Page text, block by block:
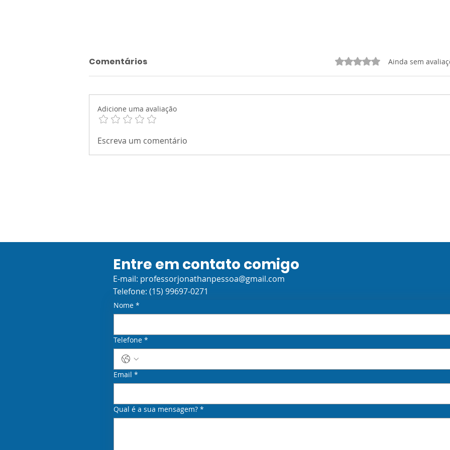
AMONG US: Atividade de
Acolhimento
Secreta
Comentários Avaliado com 0 de 5 estrelas.
Ainda sem
Adicione uma avaliação
Escreva um comentário
Entre em contato comigo
E-mail: professorjonathanpessoa@gmail.com
Telefone: (15) 99697-0271
Nome *
Telefone *
Email *
Qual é a sua mensagem? *